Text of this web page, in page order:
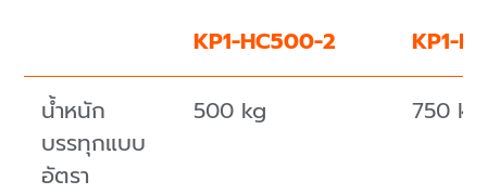
KP1-HC500-2 KP1-
น้ำหนัก
บรรทุกแบบ
อัตรา
500 kg 750 kg